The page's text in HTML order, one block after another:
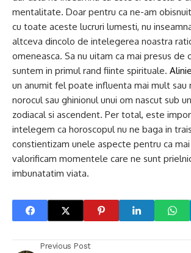
mentalitate. Doar pentru ca ne-am
cu toate aceste lucruri lumesti, nu
altceva dincolo de intelegerea noastra
omeneasca. Sa nu uitam ca mai presus de
suntem in primul rand fiinte spirituale.
un anumit fel poate influenta mai mult sau
norocul sau ghinionul unui om nascut sub
zodiacal si ascendent. Per total, este
intelegem ca horoscopul nu ne baga in
constientizam unele aspecte pentru ca mai
valorificam momentele care ne sunt
imbunatatim viata.
Previous Post